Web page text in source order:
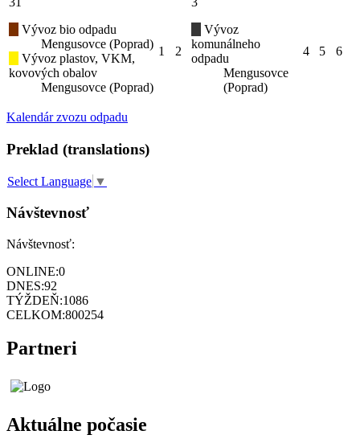
Vývoz bio odpadu
Mengusovce (Poprad)
Vývoz plastov, VKM,
kovových obalov
Mengusovce (Poprad)
1 2
Vývoz
komunálneho
odpadu
Mengusovce
(Poprad)
4 5 6
Kalendár zvozu odpadu
Preklad (translations)
Select Language ▼
Návštevnosť
Návštevnosť:
ONLINE:0
DNES:92
TÝŽDEŇ:1086
CELKOM:800254
Partneri
Aktuálne počasie